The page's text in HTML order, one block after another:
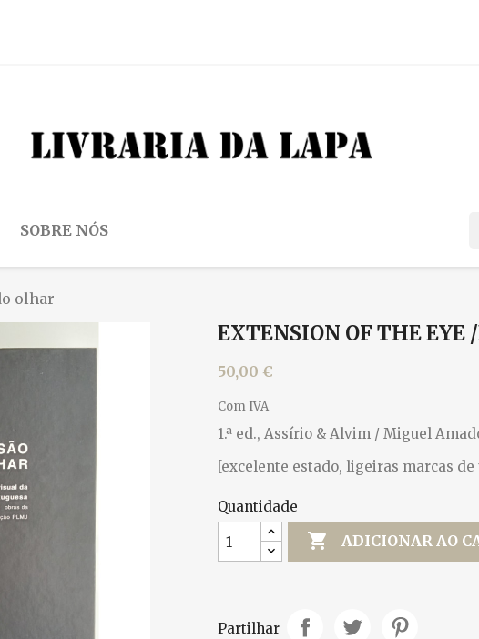
SOBRE NÓS
olhar
EXTENSION OF THE EYE
50,00 €
Com IVA
1.ª ed., Assírio & Alvim / Miguel
[excelente estado, ligeiras marcas de
Quantidade
 ADICIONAR AO
Partilhar